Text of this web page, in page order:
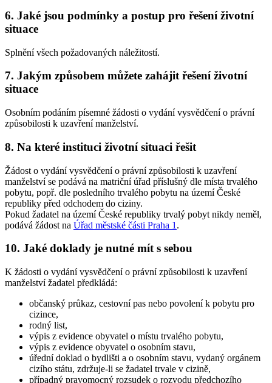
6. Jaké jsou podmínky a postup pro řešení životní
situace
Splnění všech požadovaných náležitostí.
7. Jakým způsobem můžete zahájit řešení životní
situace
Osobním podáním písemné žádosti o vydání vysvědčení o právní
způsobilosti k uzavření manželství.
8. Na které instituci životní situaci řešit
Žádost o vydání vysvědčení o právní způsobilosti k uzavření
manželství se podává na matriční úřad příslušný dle místa trvalého
pobytu, popř. dle posledního trvalého pobytu na území České
republiky před odchodem do ciziny.
Pokud žadatel na území České republiky trvalý pobyt nikdy neměl,
podává žádost na Úřad městské části Praha 1 .
10. Jaké doklady je nutné mít s sebou
K žádosti o vydání vysvědčení o právní způsobilosti k uzavření
manželství žadatel předkládá:
občanský průkaz, cestovní pas nebo povolení k pobytu pro
cizince,
rodný list,
výpis z evidence obyvatel o místu trvalého pobytu,
výpis z evidence obyvatel o osobním stavu,
úřední doklad o bydlišti a o osobním stavu, vydaný orgánem
cizího státu, zdržuje-li se žadatel trvale v cizině,
případný pravomocný rozsudek o rozvodu předchozího